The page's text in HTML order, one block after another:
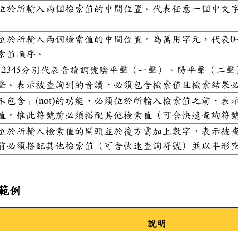
於所輸入兩個檢索值的中間位置。代表任意一個中文
於所輸入兩個檢索值的中間位置。為萬用字元，代表
值順序。
分別代表音讀調號陰平聲（一聲）、陽平聲（二
。表示被查詢到的音讀，必須包含檢索值且檢索結果
包含」(not)的功能，必須位於所輸入檢索值之前，表
。惟此符號前必須搭配其他檢索值（可含快速查詢符
於所輸入檢索值的開頭並於後方需加上數字，表示被
必須搭配其他檢索值（可含快速查詢符號）並以半形
例
說明